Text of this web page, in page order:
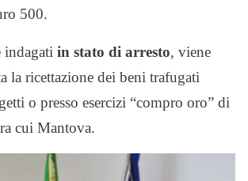
500.
indagati in stato di arresto, viene
la ricettazione dei beni trafugati
o presso esercizi “compro oro” di
cui Mantova.